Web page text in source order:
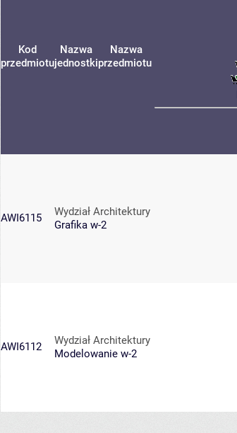
Kod
przedmiotu
Nazwa
jednostki
Nazwa
przedmiotu
AWI6115
Wydział Architektury
Grafika w-2
AWI6112
Wydział Architektury
Modelowanie w-2